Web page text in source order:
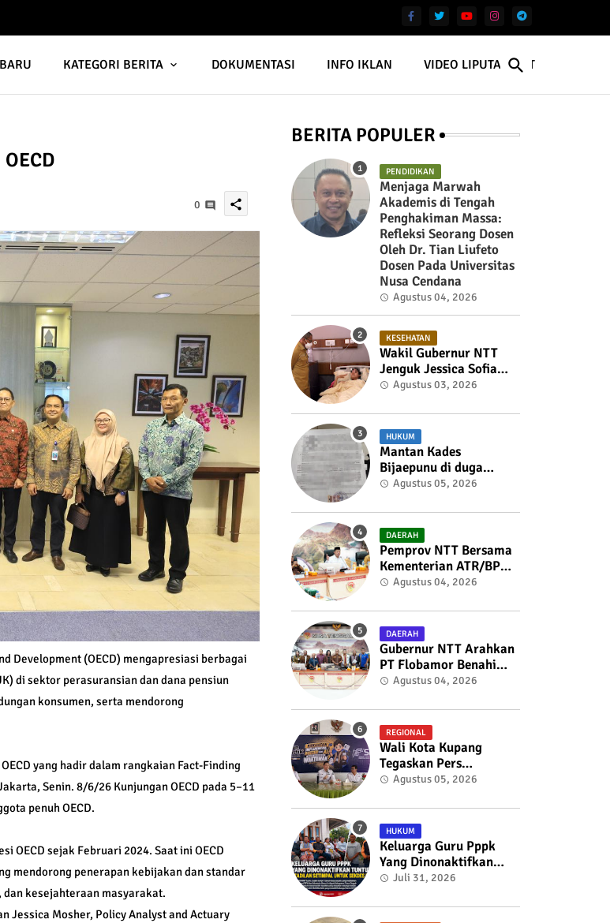
KATEGORI BERITA DOKUMENTASI INFO IKLAN VIDEO LIPUTAN NTT
0 share
Development (OECD) mengapresiasi berbagai
di sektor perasuransian dan dana pensiun
konsumen, serta mendorong
yang hadir dalam rangkaian Fact-Finding
Senin. 8/6/26 Kunjungan OECD pada 5–11
penuh OECD.
OECD sejak Februari 2024. Saat ini OECD
mendorong penerapan kebijakan dan standar
kesejahteraan masyarakat.
Jessica Mosher, Policy Analyst and Actuary
BERITA POPULER
PENDIDIKAN
Menjaga Marwah
Akademis di Tengah
Penghakiman Massa:
Refleksi Seorang Dosen
Oleh Dr. Tian Liufeto
Dosen Pada Universitas
Nusa Cendana
Agustus 04, 2026
KESEHATAN
Wakil Gubernur NTT
Jenguk Jessica Sofia
Tunardjo, Kondisi
Membaik
Agustus 03, 2026
HUKUM
Mantan Kades
Bijaepunu di duga
membuat Surat
Pemberhentian Sekdes
kepada Bupati TTS
Agustus 05, 2026
DAERAH
Pemprov NTT Bersama
Kementerian ATR/BPN
Perkuat Sinergi
dan Tata Ruang
Agustus 04, 2026
DAERAH
Gubernur NTT Arahkan
PT Flobamor Benahi
Fondasi Usaha,
Ekspansi Bisnis
Agustus 04, 2026
REGIONAL
Wali Kota Kupang
Tegaskan Pers
Berkualitas Adalah
Publik, Pemkot Siap
Perkuat Kolaborasi
dengan SMSI NTT
Agustus 05, 2026
HUKUM
Keluarga Guru Pppk
Yang Dinonaktifkan
Tuntut Keadilan
Bijaepunu
Juli 31, 2026